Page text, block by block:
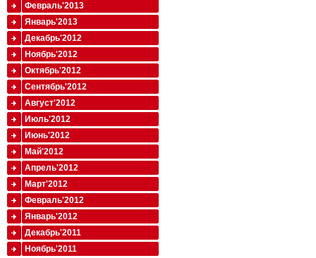
Февраль'2013
Январь'2013
Декабрь'2012
Ноябрь'2012
Октябрь'2012
Сентябрь'2012
Август'2012
Июль'2012
Июнь'2012
Май'2012
Апрель'2012
Март'2012
Февраль'2012
Январь'2012
Декабрь'2011
Ноябрь'2011